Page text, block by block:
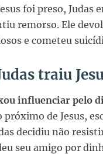
foi preso, Judas
remorso. Ele
e cometeu
traiu
influenciar pelo
de Jesus,
decidiu não
seu amigo por